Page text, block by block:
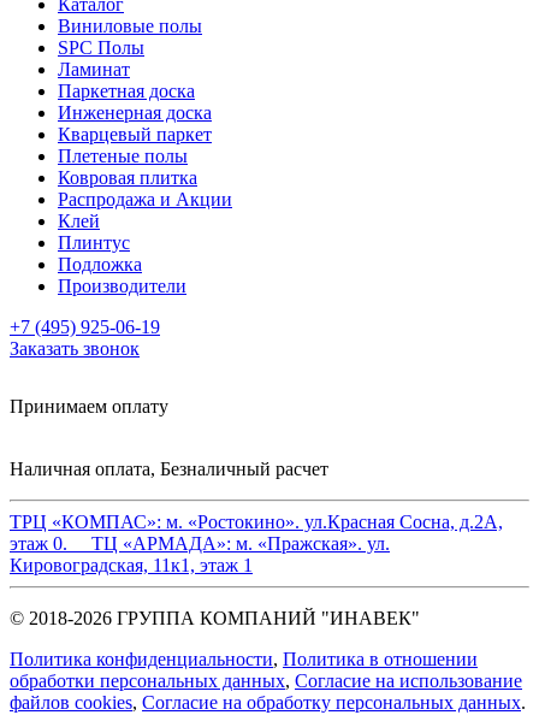
Каталог
Виниловые полы
SPC Полы
Ламинат
Паркетная доска
Инженерная доска
Кварцевый паркет
Плетеные полы
Ковровая плитка
Распродажа и Акции
Клей
Плинтус
Подложка
Производители
+7 (495) 925-06-19
Заказать звонок
Принимаем оплату
Наличная оплата, Безналичный расчет
ТРЦ «КОМПАС»: м. «Ростокино». ул.Красная Сосна, д.2А,
этаж 0. ТЦ «АРМАДА»: м. «Пражская». ул.
Кировоградская, 11к1, этаж 1
© 2018-2026 ГРУППА КОМПАНИЙ "ИНАВЕК"
Политика конфиденциальности, Политика в отношении
обработки персональных данных, Cогласие на использование
файлов cookies, Согласие на обработку персональных данных.